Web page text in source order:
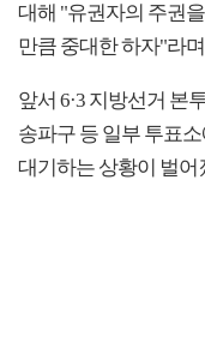
대해 "유권자의 주권
만큼 중대한 하자"라
앞서 6·3 지방선거 본
송파구 등 일부 투표
대기하는 상황이 벌어